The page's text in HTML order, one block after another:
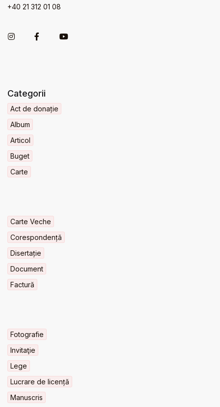
+40 21 312 01 08
Categorii
Act de donație
Album
Articol
Buget
Carte
Carte Veche
Corespondență
Disertație
Document
Factură
Fotografie
Invitaţie
Lege
Lucrare de licență
Manuscris